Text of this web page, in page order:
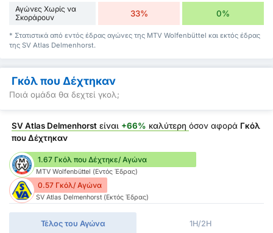
Αγώνες Χωρίς να
Σκοράρουν
33% 0%
* Στατιστικά από εντός έδρας αγώνες της MTV Wolfenbüttel και εκτός έδρας
της SV Atlas Delmenhorst.
Γκόλ που Δέχτηκαν
Ποιά ομάδα θα δεχτεί γκολ;
SV Atlas Delmenhorst είναι +66% καλύτερη όσον αφορά Γκόλ
που Δέχτηκαν
1.67 Γκόλ που Δέχτηκε/ Αγώνα
MTV Wolfenbüttel (Εντός Έδρας)
0.57 Γκόλ/ Αγώνα
SV Atlas Delmenhorst (Εκτός Έδρας)
Τέλος του Αγώνα 1H/2H